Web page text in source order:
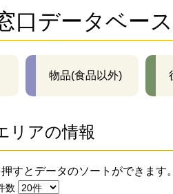
口データベース
物品(食品以外)
リアの情報
すとデータのソートができます
数